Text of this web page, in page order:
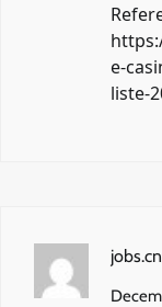
e-
liste-